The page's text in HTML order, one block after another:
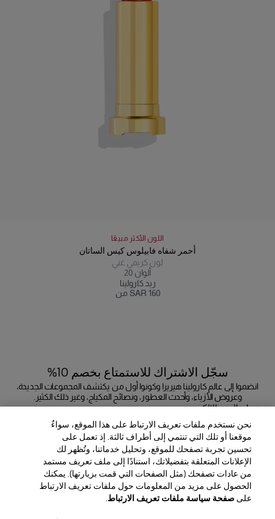
اللون الأكثر مبيعًا
أحمر شفاه فابيلوس كيس الساتان
لون كريمي غني
20 ألوان
ريد كارولينا
من SAR 160
سجّل الاشتراك للاستمتاع بخصم 10%
انضموا إلى عالم كارولينا هيريرا وكونوا أول من يكتشف المجموعات الجديدة،
وعروض الأزياء، وأحدث العطور، ونصائح المكياج، وغير ذلك الكثير.
عنوان البريد الإلكتروني
إرسال
المنطقة / اللغة
نحن نستخدم ملفات تعريف الارتباط على هذا الموقع، سواءٌ
موقعنا أو تلك التي تنتمي إلى أطراف ثالثة. إذ تعمل على
تحسين تجربة تصفحك للموقع، وتحليل خدماتنا، وتُظهر لك
الإعلانات المتعلقة بتفضيلاتك، استنادًا إلى ملف تعريف مستمد
من عادات تصفحك (مثل الصفحات التي قمت بزيارتها). يمكنك
الحصول على مزيد من المعلومات حول ملفات تعريف الارتباط
علىصفحة سياسة ملفات تعريف الارتباط.